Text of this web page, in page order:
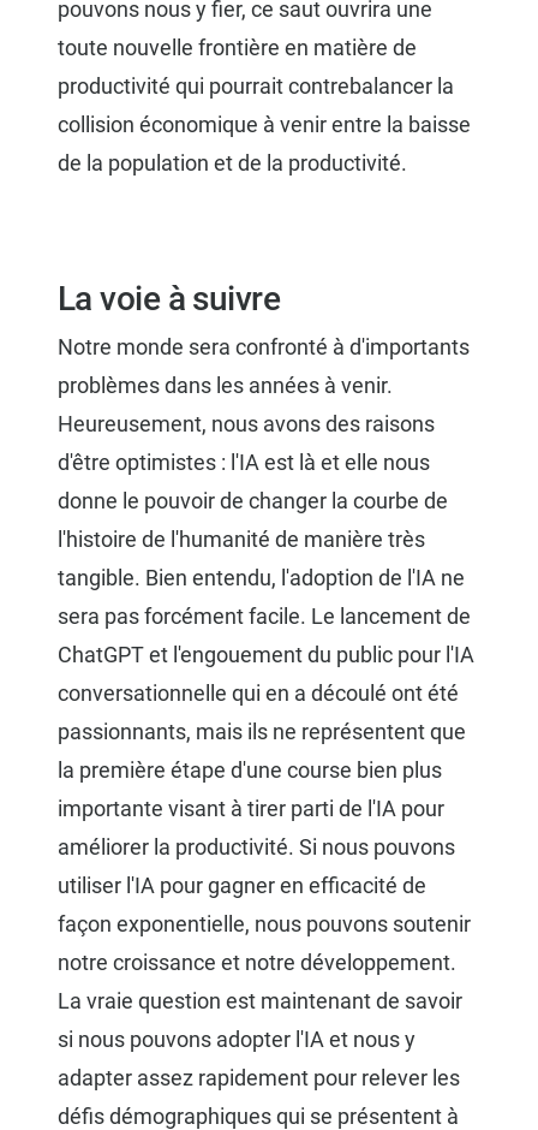
pouvons nous y fier, ce saut ouvrira une
toute nouvelle frontière en matière de
productivité qui pourrait contrebalancer la
collision économique à venir entre la baisse
de la population et de la productivité.
La voie à suivre
Notre monde sera confronté à d'importants
problèmes dans les années à venir.
Heureusement, nous avons des raisons
d'être optimistes : l'IA est là et elle nous
donne le pouvoir de changer la courbe de
l'histoire de l'humanité de manière très
tangible. Bien entendu, l'adoption de l'IA ne
sera pas forcément facile. Le lancement de
ChatGPT et l'engouement du public pour l'IA
conversationnelle qui en a découlé ont été
passionnants, mais ils ne représentent que
la première étape d'une course bien plus
importante visant à tirer parti de l'IA pour
améliorer la productivité. Si nous pouvons
utiliser l'IA pour gagner en efficacité de
façon exponentielle, nous pouvons soutenir
notre croissance et notre développement.
La vraie question est maintenant de savoir
si nous pouvons adopter l'IA et nous y
adapter assez rapidement pour relever les
défis démographiques qui se présentent à